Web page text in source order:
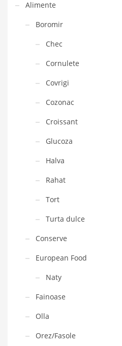
Alimente
Boromir
Chec
Cornulete
Covrigi
Cozonac
Croissant
Glucoza
Halva
Rahat
Tort
Turta dulce
Conserve
European Food
Naty
Fainoase
Olla
Orez/Fasole